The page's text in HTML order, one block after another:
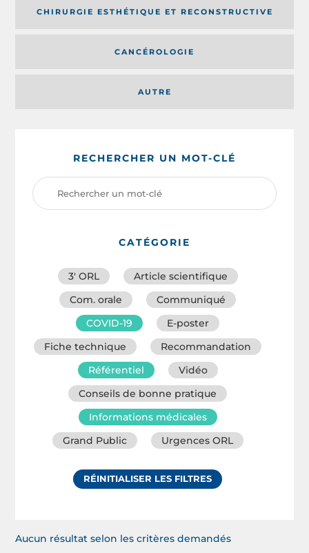
AUTRE
CHIRURGIE ESTHÉTIQUE ET RECONSTRUCTIVE
CANCÉROLOGIE
RECHERCHER UN MOT-CLÉ
CATÉGORIE
3′ ORL
Article scientifique
Com. orale
Communiqué
COVID-19
E-poster
Fiche technique
Recommandation
Référentiel
Vidéo
Conseils de bonne pratique
Informations médicales
Grand Public
Urgences ORL
RÉINITIALISER LES FILTRES
Aucun résultat selon les critères demandés